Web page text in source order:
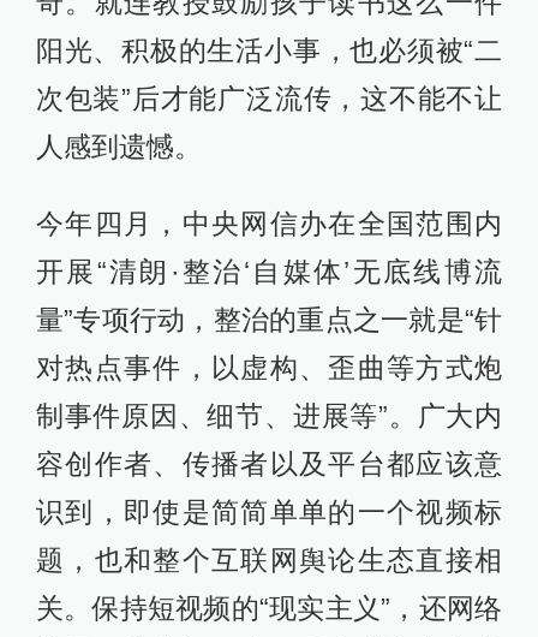
阳光、积极的生活小事，也必须被“二
次包装”后才能广泛流传，这不能不让
人感到遗憾。
今年四月，中央网信办在全国范围内
开展“清朗·整治‘自媒体’无底线博流
量”专项行动，整治的重点之一就是“针
对热点事件，以虚构、歪曲等方式炮
制事件原因、细节、进展等”。广大内
容创作者、传播者以及平台都应该意
识到，即使是简简单单的一个视频标
题，也和整个互联网舆论生态直接相
关。保持短视频的“现实主义”，还网络